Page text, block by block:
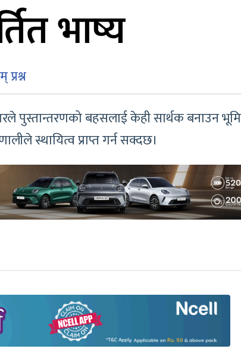
भाष्य
पुस्तान्तरणको बहसलाई केही सार्थक बनाउन
स्थायित्व प्राप्त गर्न सक्दछ।